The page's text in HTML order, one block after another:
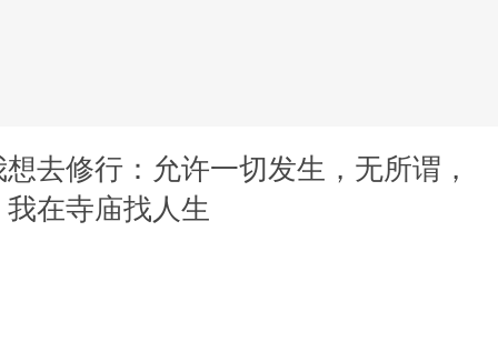
去修行：允许一切发生，无所谓，
在寺庙找人生